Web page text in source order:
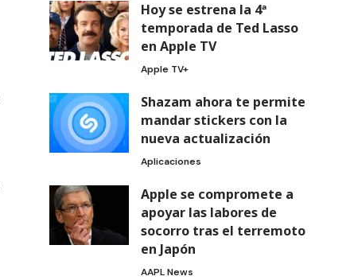
Hoy se estrena la 4ª
temporada de Ted Lasso
en Apple TV
Apple TV+
Shazam ahora te permite
mandar stickers con la
nueva actualización
Aplicaciones
Apple se compromete a
apoyar las labores de
socorro tras el terremoto
en Japón
AAPL News